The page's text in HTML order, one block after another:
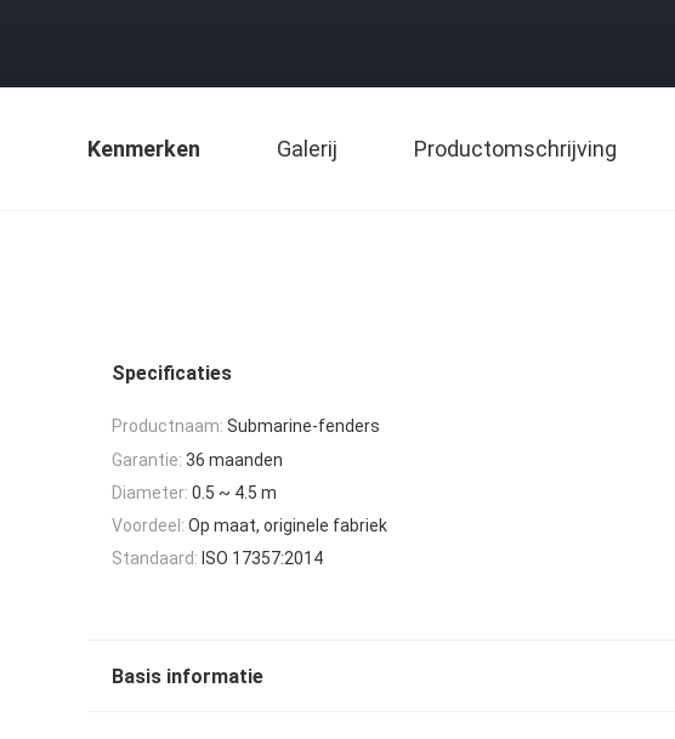
Kenmerken Galerij Productomschrijving
Specificaties
Productnaam: Submarine-fenders
Garantie: 36 maanden
Diameter: 0.5 ~ 4.5 m
Voordeel: Op maat, originele fabriek
Standaard: ISO 17357:2014
Basis informatie